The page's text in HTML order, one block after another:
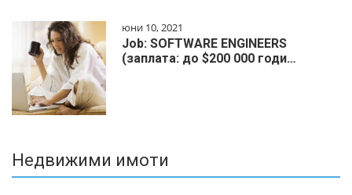
юни 10, 2021
Job: SOFTWARE ENGINEERS
(заплата: до $200 000 годи…
Недвижими имоти